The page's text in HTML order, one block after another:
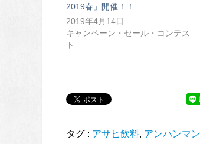
2019春」開催！！
2019年4月14日
キャンペーン・セール・コンテス
ト
タグ : アサヒ飲料, アンパンマン